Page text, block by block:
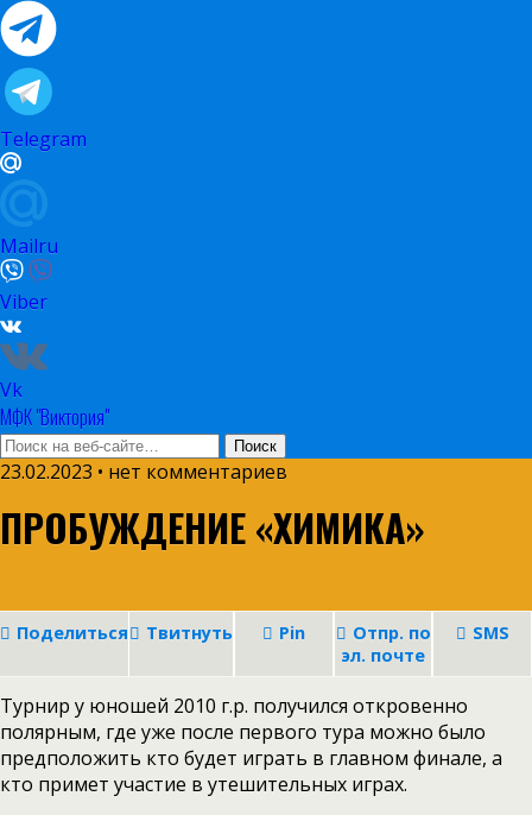
Telegram
Mailru
Viber
Vk
МФК "Виктория"
23.02.2023 • нет комментариев
ПРОБУЖДЕНИЕ «ХИМИКА»
Поделиться Твитнуть Pin
Отпр. по
эл. почте
SMS
Турнир у юношей 2010 г.р. получился откровенно
полярным, где уже после первого тура можно было
предположить кто будет играть в главном финале, а
кто примет участие в утешительных играх.